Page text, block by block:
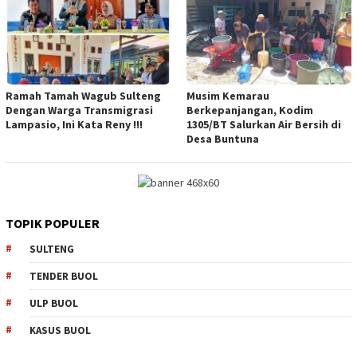
Ramah Tamah Wagub Sulteng
Dengan Warga Transmigrasi
Lampasio, Ini Kata Reny !!!
Musim Kemarau
Berkepanjangan, Kodim
1305/BT Salurkan Air Bersih di
Desa Buntuna
TOPIK POPULER
SULTENG
TENDER BUOL
ULP BUOL
KASUS BUOL